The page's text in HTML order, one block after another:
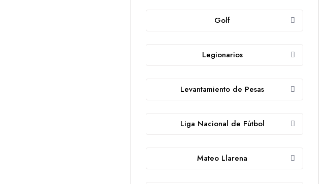
Golf
Legionarios
Levantamiento de Pesas
Liga Nacional de Fútbol
Mateo Llarena